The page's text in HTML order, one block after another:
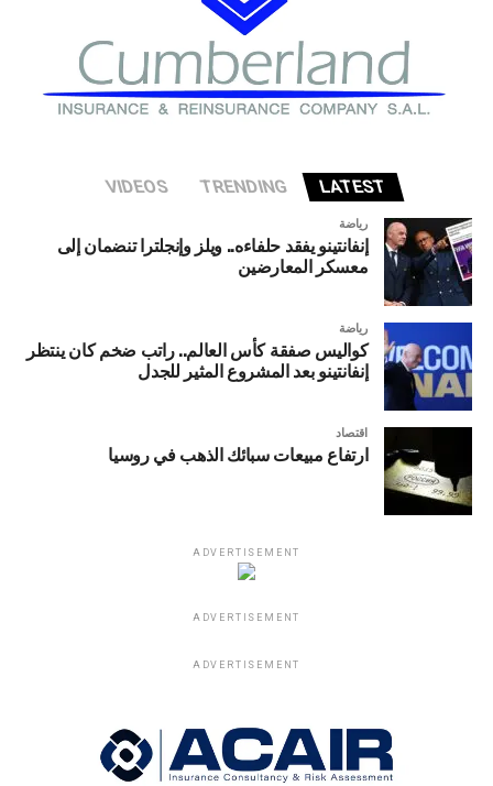
LATEST
TRENDING
VIDEOS
رياضة
إنفانتينو يفقد حلفاءه.. ويلز وإنجلترا تنضمان إلى
معسكر المعارضين
رياضة
كواليس صفقة كأس العالم.. راتب ضخم كان ينتظر
إنفانتينو بعد المشروع المثير للجدل
اقتصاد
ارتفاع مبيعات سبائك الذهب في روسيا
ADVERTISEMENT
ADVERTISEMENT
ADVERTISEMENT